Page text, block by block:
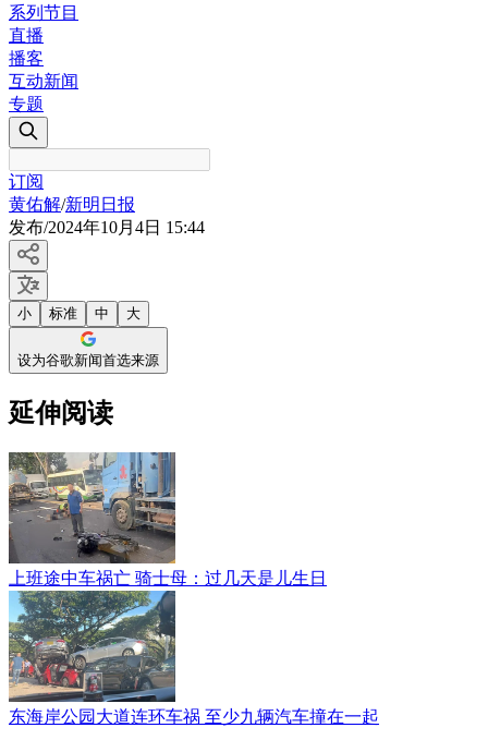
系列节目
直播
播客
互动新闻
专题
订阅
黄佑解/新明日报
发布/2024年10月4日 15:44
小 标准 中 大
设为谷歌新闻首选来源
延伸阅读
上班途中车祸亡 骑士母：过几天是儿生日
东海岸公园大道连环车祸 至少九辆汽车撞在一起